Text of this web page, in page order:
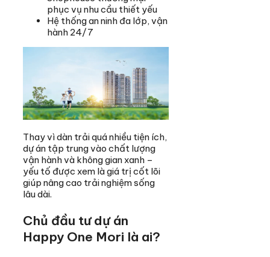
phục vụ nhu cầu thiết yếu
Hệ thống an ninh đa lớp, vận
hành 24/7
Thay vì dàn trải quá nhiều tiện ích,
dự án tập trung vào chất lượng
vận hành và không gian xanh –
yếu tố được xem là giá trị cốt lõi
giúp nâng cao trải nghiệm sống
lâu dài.
Chủ đầu tư dự án
Happy One Mori là ai?